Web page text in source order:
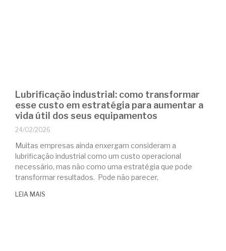
Lubrificação industrial: como transformar
esse custo em estratégia para aumentar a
vida útil dos seus equipamentos
24/02/2026
Muitas empresas ainda enxergam consideram a
lubrificação industrial como um custo operacional
necessário, mas não como uma estratégia que pode
transformar resultados. Pode não parecer,
LEIA MAIS